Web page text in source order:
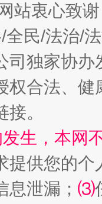
站衷心致
全民/法治/
司独家协
权合法、
。
生，本网
提供您的个
泄漏； ⑶